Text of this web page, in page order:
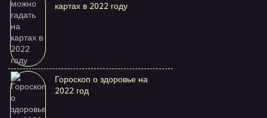
картах в 2022 году
Гороскоп о здоровье на
2022 год